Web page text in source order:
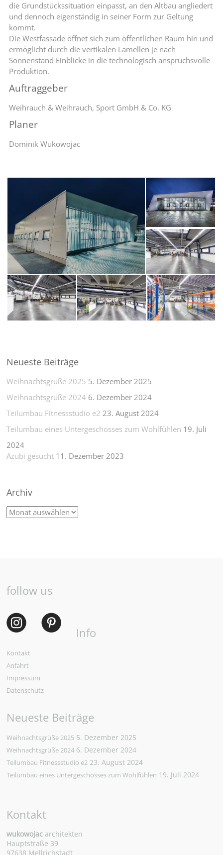
die Grundstückssituation einpasst, an den Altbau angliedert
und dennoch eigenständig in seiner Form zur Geltung
kommt.
Die Westfassade öffnet sich zum öffentlichen Raum hin und
ermöglicht durch die vertikalen Lamellen je nach
Sonnenstand Einblicke in die technologisch anspruchsvolle
Produktion.
Auftraggeber
Weihrauch & Weihrauch, Sport GmbH & Co. KG
Planer
Dominik Wukowojac
Neueste Beiträge
Weihnachtsgrüße 2025 5. Dezember 2025
Weihnachtsgrüße 2024 6. Dezember 2024
Teilumbau Fitnessstudio e2 23. August 2024
Teilumbau eines Untergeschosses zum Wohlfühlen 19. Juli
2024
Azubi gesucht 11. Dezember 2023
Archiv
follow us
Info
Kontakt
Anfahrt
Impressum
Datenschutz
Neueste Beiträge
Weihnachtsgrüße 2025 5. Dezember 2025
Weihnachtsgrüße 2024 6. Dezember 2024
Teilumbau Fitnessstudio e2 23. August 2024
Teilumbau eines Untergeschosses zum Wohlfühlen 19. Juli 2024
Kontakt
wukowojac architekten
Hauptstraße 39
97638 Mellrichstadt